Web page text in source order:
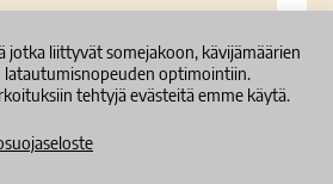
Tilaa
jotka liittyvät somejakoon, kävijämäärien
latautumisnopeuden optimointiin.
tehtyjä evästeitä emme käytä.